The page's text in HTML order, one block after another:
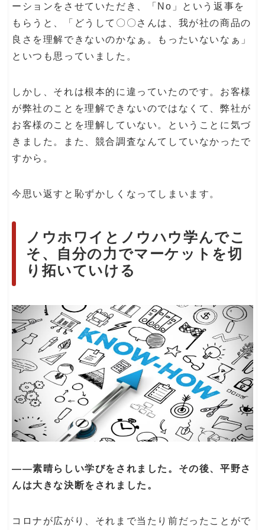
ーションをさせていただき、「No」という返事を
もらうと、「どうして〇〇さんは、我が社の商品の
良さを理解できないのかなぁ。もったいないなぁ」
といつも思っていました。
しかし、それは根本的に違っていたのです。お客様
が弊社のことを理解できないのではなくて、弊社が
お客様のことを理解していない。ということに気づ
きました。また、競合調査なんてしていなかったで
すから。
今思い返すと恥ずかしくなってしまいます。
ノウホワイとノウハウ学んでこ
そ、自分の力でマーケットを切
り拓いていける
――素晴らしい学びをされました。その後、平野さ
んは大きな決断をされました。
コロナが広がり、それまで当たり前だったことがで